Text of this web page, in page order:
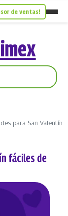
de ventas!
para San Valentín
fáciles de